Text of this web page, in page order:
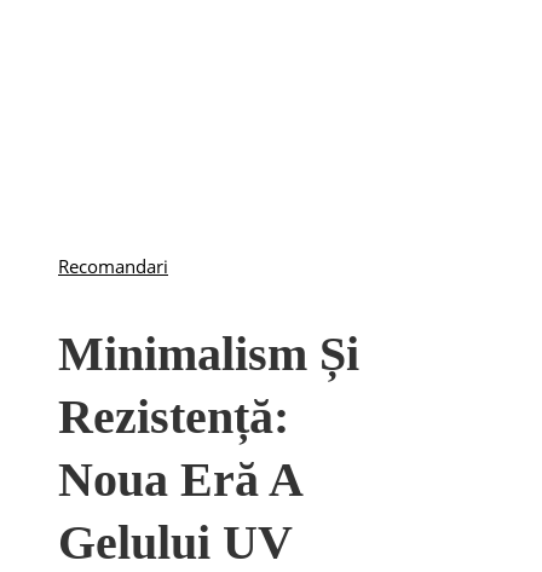
Recomandari
Minimalism Și
Rezistență:
Noua Eră A
Gelului UV